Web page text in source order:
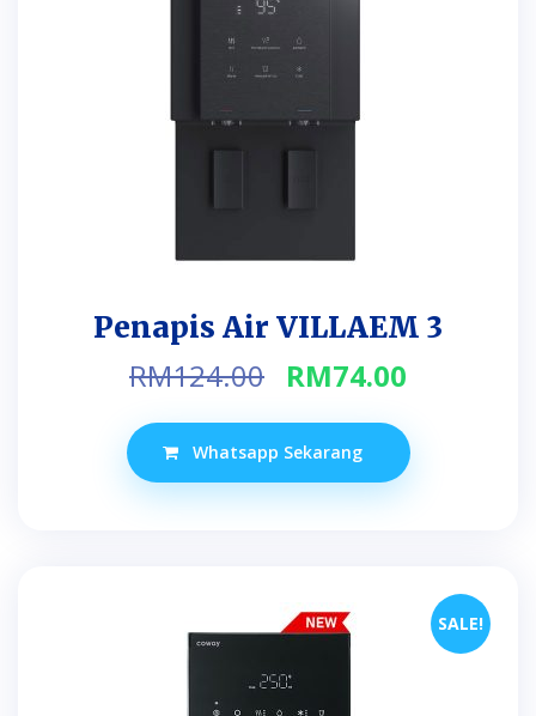
Penapis Air VILLAEM 3
RM124.00 Original
was:
RM124.00.
RM74.00
is:
RM74.00.
Whatsapp Sekarang
SALE!